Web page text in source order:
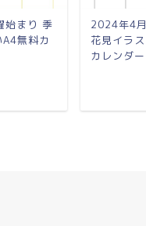
始まり 季
無料カ
2024年4
花見イラ
カレンダー